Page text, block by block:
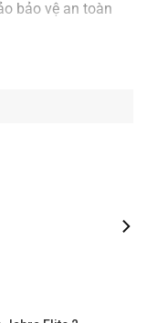
bảo vệ an toàn
di chuyển. Túi
va đập, giúp giữ
bộ phụ kiện
trội. Người
PanaCast và loa
và nhanh chóng
nghiệp, không bị